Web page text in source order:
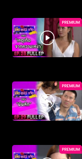
PREMIUM
PREMIUM
PREMIUM